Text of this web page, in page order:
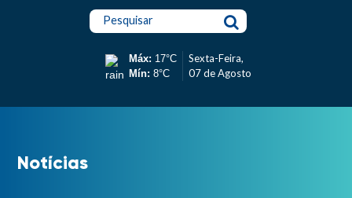
Pesquisar
Máx: 17°C
Mín: 8°C
Sexta-Feira,
07 de Agosto
Notícias